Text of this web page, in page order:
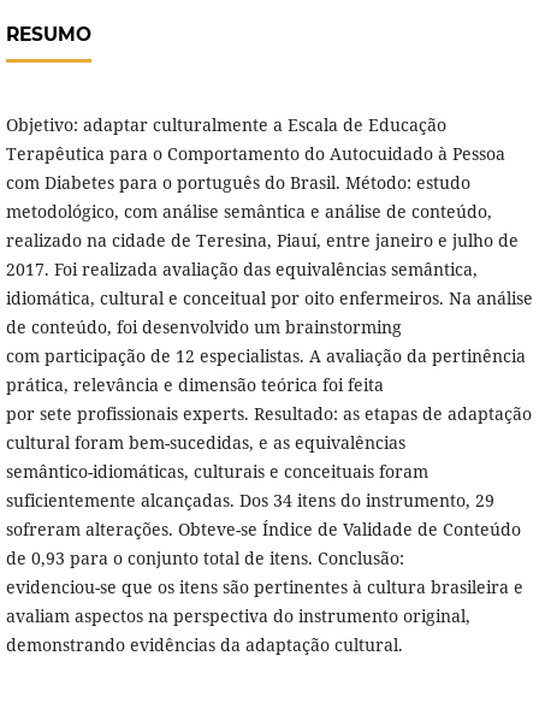
RESUMO
Objetivo: adaptar culturalmente a Escala de Educação
Terapêutica para o Comportamento do Autocuidado à Pessoa
com Diabetes para o português do Brasil. Método: estudo
metodológico, com análise semântica e análise de conteúdo,
realizado na cidade de Teresina, Piauí, entre janeiro e julho de
2017. Foi realizada avaliação das equivalências semântica,
idiomática, cultural e conceitual por oito enfermeiros. Na análise
de conteúdo, foi desenvolvido um brainstorming
com participação de 12 especialistas. A avaliação da pertinência
prática, relevância e dimensão teórica foi feita
por sete profissionais experts. Resultado: as etapas de adaptação
cultural foram bem-sucedidas, e as equivalências
semântico-idiomáticas, culturais e conceituais foram
suficientemente alcançadas. Dos 34 itens do instrumento, 29
sofreram alterações. Obteve-se Índice de Validade de Conteúdo
de 0,93 para o conjunto total de itens. Conclusão:
evidenciou-se que os itens são pertinentes à cultura brasileira e
avaliam aspectos na perspectiva do instrumento original,
demonstrando evidências da adaptação cultural.